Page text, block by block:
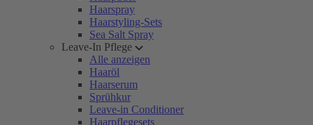
Haarspray
Haarstyling-Sets
Sea Salt Spray
Leave-In Pflege
Alle anzeigen
Haaröl
Haarserum
Sprühkur
Leave-in Conditioner
Haarpflegesets